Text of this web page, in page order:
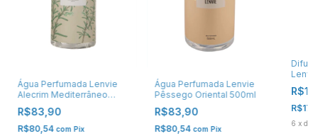
Água Perfumada Lenvie
Alecrim Mediterrâneo
500ml
R$83,90
R$80,54 com Pix
Água Perfumada Lenvie
Pêssego Oriental 500ml
R$83,90
R$80,54 com Pix
Night
6 x de